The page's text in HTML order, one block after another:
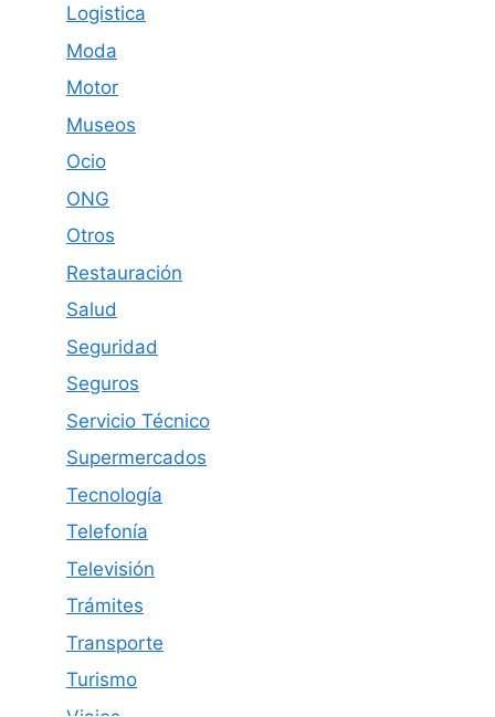
Logistica
Moda
Motor
Museos
Ocio
ONG
Otros
Restauración
Salud
Seguridad
Seguros
Servicio Técnico
Supermercados
Tecnología
Telefonía
Televisión
Trámites
Transporte
Turismo